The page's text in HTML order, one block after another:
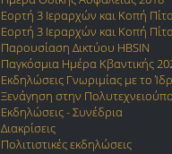
Εορτή 3 Ιεραρχών και Κοπή
Εορτή 3 Ιεραρχών και Κοπή
Παρουσίαση Δικτύου HBSIN
Παγκόσμια Ημέρα Κβαντικής
Εκδηλώσεις Γνωριμίας με το
Ξενάγηση στην
Εκδηλώσεις - Συνέδρια
Διακρίσεις
Πολιτιστικές εκδηλώσεις